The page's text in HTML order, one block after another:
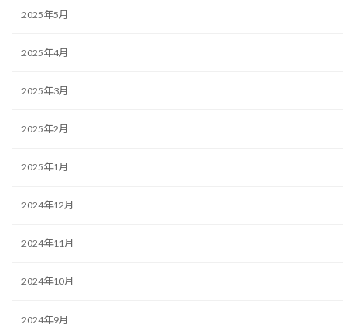
2025年5月
2025年4月
2025年3月
2025年2月
2025年1月
2024年12月
2024年11月
2024年10月
2024年9月